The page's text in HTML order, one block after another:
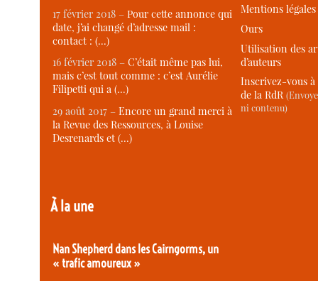
17 février 2018 –Pour cette annonce qui
date, j’ai changé d’adresse mail :
contact : (…)
16 février 2018 –C’était même pas lui,
mais c’est tout comme : c’est Aurélie
Filipetti qui a (…)
29 août 2017 –Encore un grand merci à
la Revue des Ressources, à Louise
Desrenards et (…)
À la une
Nan Shepherd dans les Cairngorms, un
« trafic amoureux »
Mentions légales
Ours
Utilisation des
d’auteurs
Inscrivez-vous
de la RdR
ni contenu)